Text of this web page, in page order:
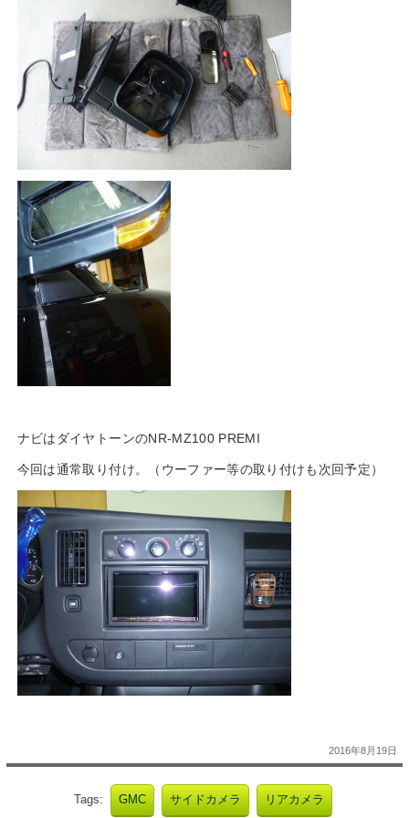
ナビはダイヤトーンのNR-MZ100 PREMI
今回は通常取り付け。（ウーファー等の取り付けも次回予定）
2016年8月19日
Tags: GMC サイドカメラ リアカメラ